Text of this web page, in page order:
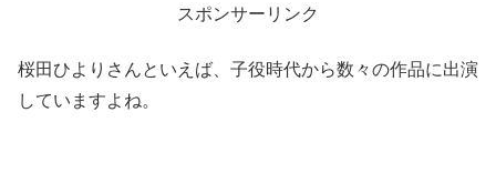
スポンサーリンク
桜田ひよりさんといえば、子役時代から数々の作品に出演
していますよね。